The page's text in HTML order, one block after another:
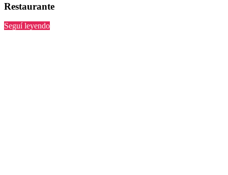
Restaurante
Seguí leyendo“”